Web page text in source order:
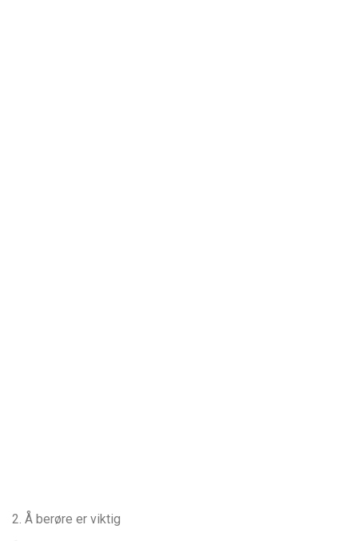
2. Å berøre er viktig